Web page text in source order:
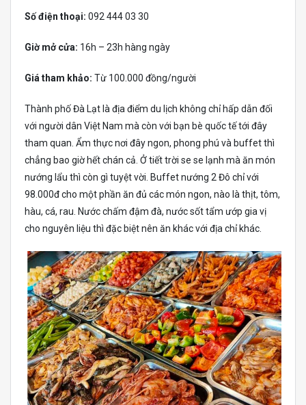
Số điện thoại: 092 444 03 30
Giờ mở cửa: 16h – 23h hàng ngày
Giá tham khảo: Từ 100.000 đồng/người
Thành phố Đà Lạt là địa điểm du lịch không chỉ hấp dẫn đối
với người dân Việt Nam mà còn với bạn bè quốc tế tới đây
tham quan. Ẩm thực nơi đây ngon, phong phú và buffet thì
chẳng bao giờ hết chán cả. Ở tiết trời se se lạnh mà ăn món
nướng lẩu thì còn gì tuyệt vời. Buffet nướng 2 Đô chỉ với
98.000đ cho một phần ăn đủ các món ngon, nào là thịt, tôm,
hàu, cá, rau. Nước chấm đậm đà, nước sốt tẩm ướp gia vị
cho nguyên liệu thì đặc biệt nên ăn khác với địa chỉ khác.